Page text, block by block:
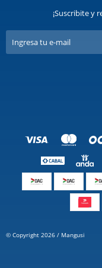
¡Suscribite y
© Copyright 2026 / Mangusi